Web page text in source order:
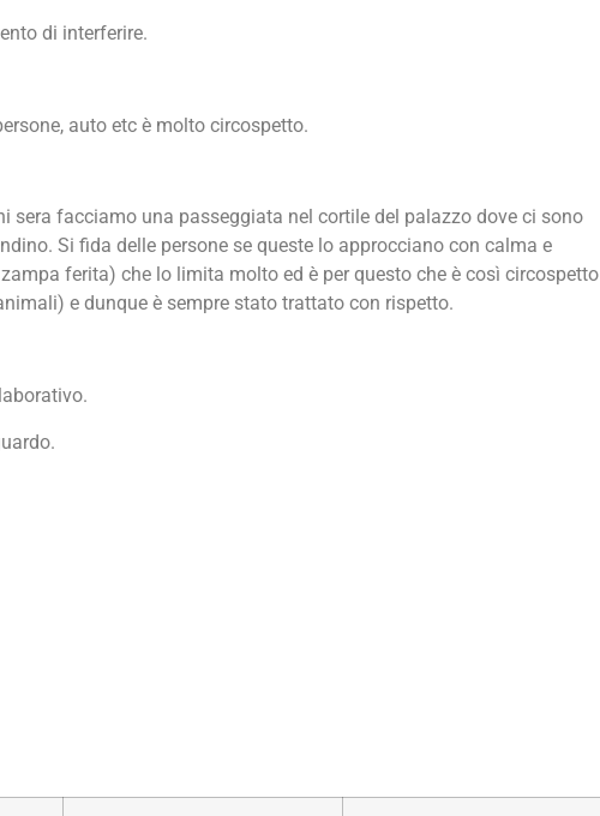
di interferire.
auto etc è molto circospetto.
sera facciamo una passeggiata nel cortile del palazzo dove ci sono
Si fida delle persone se queste lo approcciano con calma e
ferita) che lo limita molto ed è per questo che è così circospetto
e dunque è sempre stato trattato con rispetto.